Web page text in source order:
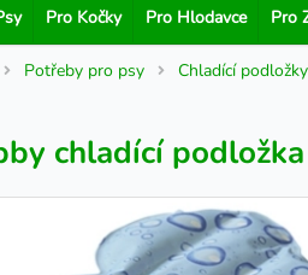
Pro Kočky Pro Hlodavce Pro
Potřeby pro psy Chladící
chladící